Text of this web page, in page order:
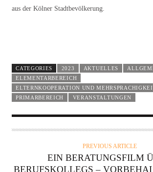
aus der Kölner Stadtbevölkerung.
CATEGORIES 2023 AKTUELLES
ELEMENTARBEREICH
ELTERNKOOPERATION UND
PRIMARBEREICH
VERANSTALTUNGEN
PREVIOUS ARTICLE
EIN BERATUNGSFILM
BERUFSKOLLEGS –